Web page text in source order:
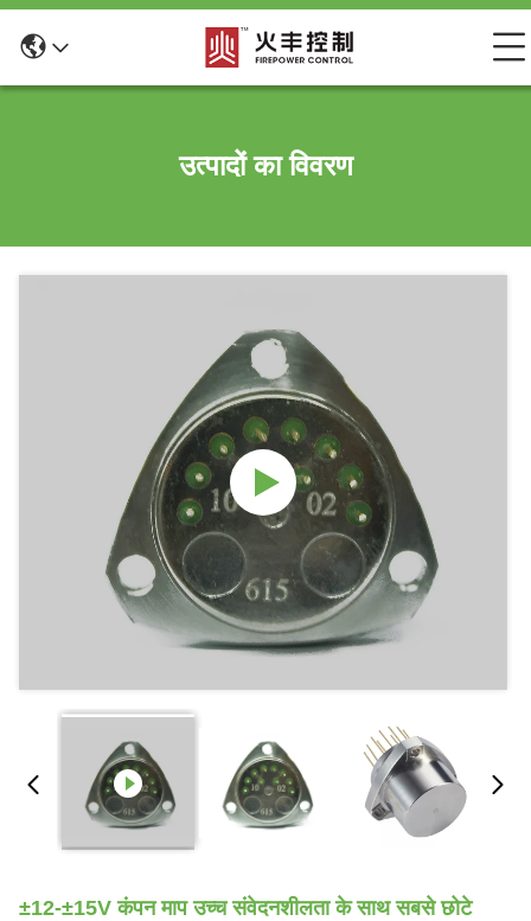
उत्पादों का विवरण
±12-±15V कंपन माप उच्च संवेदनशीलता के साथ सबसे छोटे